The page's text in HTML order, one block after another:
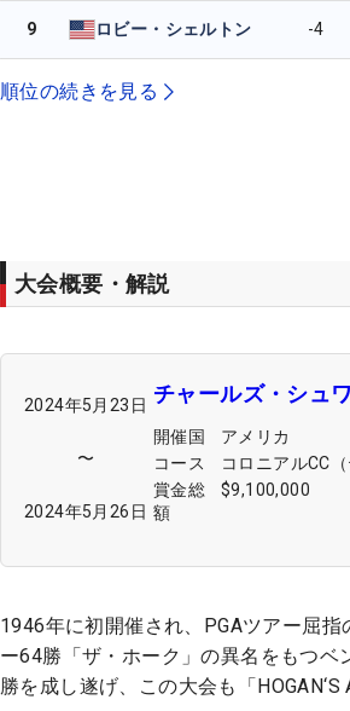
9 ロビー・シェルトン -4
順位の続きを見る
大会概要・解説
2024年5月23日
〜
2024年5月26日
チャールズ・シュ
開催国
アメリカ
コース
コロニアルCC（
賞金総
額
$9,100,000
1946年に初開催され、PGAツアー屈
ー64勝「ザ・ホーク」の異名をもつ
勝を成し遂げ、この大会も「